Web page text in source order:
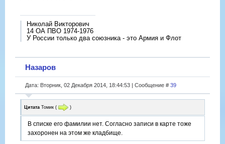
Николай Викторович
14 ОА ПВО 1974-1976
У России только два союзника - это Армия и Флот
Назаров
Дата: Вторник, 02 Декабря 2014, 18:44:53 | Сообщение # 39
Цитата Томик ( )
В списке его фамилии нет. Согласно записи в карте тоже
захоронен на этом же кладбище.